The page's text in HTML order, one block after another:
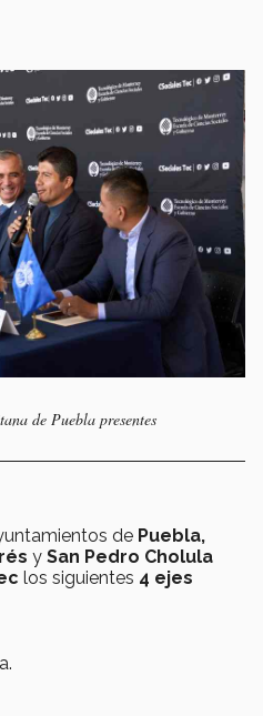
de Puebla presentes
de Puebla,
y San Pedro Cholula
los siguientes 4 ejes